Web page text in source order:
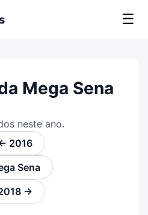
☰
Mega Sena
neste ano.
2016
Sena
→